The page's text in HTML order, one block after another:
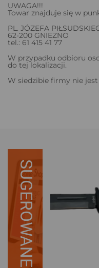
UWAGA!!!
Towar znajduje się w
PL. JÓZEFA
62-200 GNIEZNO
tel.: 61 415 41 77
W przypadku odbioru
do tej lokalizacji.
W siedzibie firmy nie jest
SUGEROWANE